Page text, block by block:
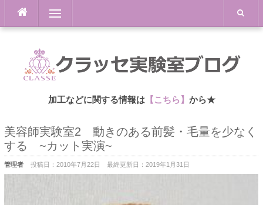
content
Menu
加工などに関する情報は【こちら】 から★
美容師実験室2 動きのある前髪・毛量を少なく
する ~カット実演~
管理者 投稿日： 2010年7月22日 最終更新日： 2019年1月31日